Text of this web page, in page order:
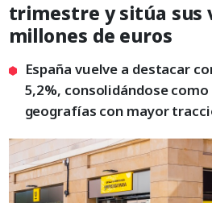
trimestre y sitúa sus
millones de euros
España vuelve a destacar
5,2%, consolidándose como
geografías con mayor